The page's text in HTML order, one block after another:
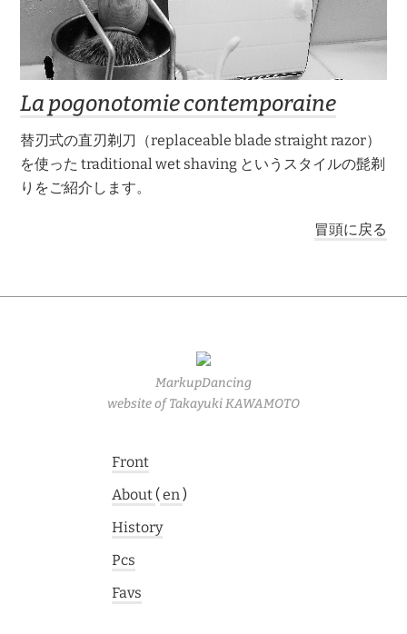
La pogonotomie contemporaine
替刃式の直刃剃刀（replaceable blade straight razor）
を使った traditional wet shaving というスタイルの髭剃
りをご紹介します。
冒頭に戻る
MarkupDancing
website of Takayuki KAWAMOTO
Front
About (en)
History
Pcs
Favs